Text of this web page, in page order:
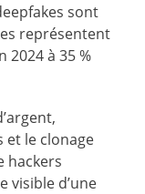
sont
représentent
2024 à 35 %
et le clonage
hackers
visible d’une